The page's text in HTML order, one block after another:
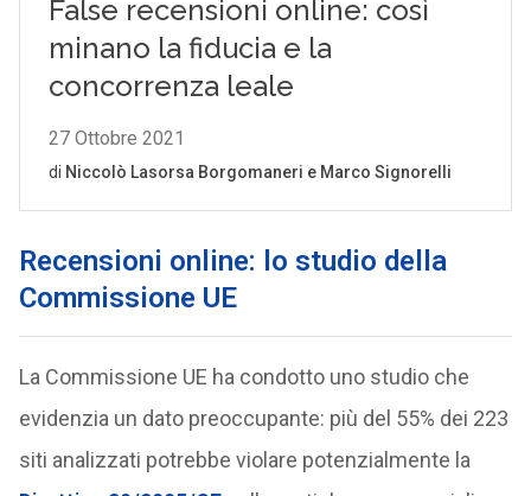
Recensioni online: lo studio della
Commissione UE
La Commissione UE ha condotto uno studio che
evidenzia un dato preoccupante: più del 55% dei 223
siti analizzati potrebbe violare potenzialmente la